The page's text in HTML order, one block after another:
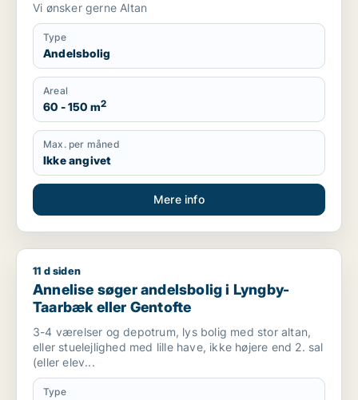
Vi ønsker gerne Altan
Type
Andelsbolig
Areal
60 - 150 m2
Max. per måned
Ikke angivet
Mere info
Annelise søger andelsbolig i Lyngby-Taarbæk eller Gentofte
11 d siden
Annelise søger andelsbolig i Lyngby-
Taarbæk eller Gentofte
3-4 værelser og depotrum, lys bolig med stor altan,
eller stuelejlighed med lille have, ikke højere end 2. sal
(eller elev...
Type